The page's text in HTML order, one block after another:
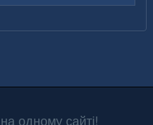
одному сайті!